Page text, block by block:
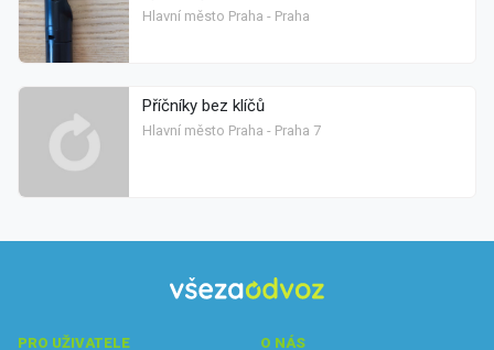
Hlavní město Praha - Praha
Příčníky bez klíčů
Hlavní město Praha - Praha 7
PRO UŽIVATELE O NÁS